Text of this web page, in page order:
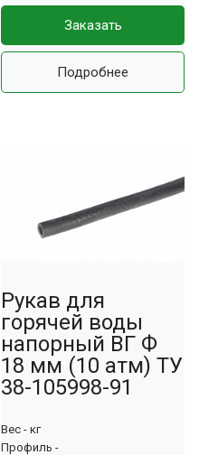
Заказать
Подробнее
Рукав для
горячей воды
напорный ВГ Ф
18 мм (10 атм) ТУ
38-105998-91
Вес - кг
Профиль -